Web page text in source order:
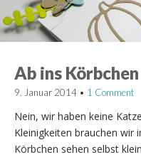
Ab ins Körbchen
9. Januar 2014 • 1 Comment
Nein, wir haben keine
Kleinigkeiten brauchen wir
Körbchen sehen selbst